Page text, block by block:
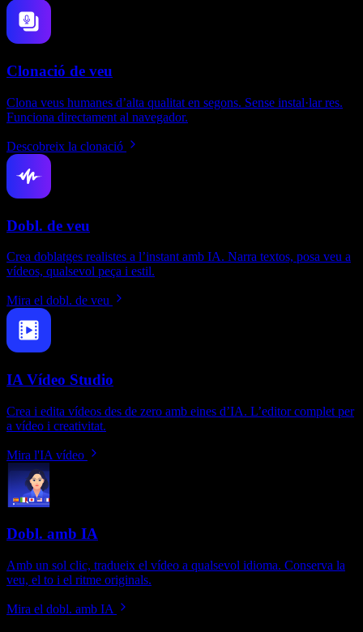
Clonació de veu
Clona veus humanes d’alta qualitat en segons. Sense instal·lar res.
Funciona directament al navegador.
Descobreix la clonació
Dobl. de veu
Crea doblatges realistes a l’instant amb IA. Narra textos, posa veu a
vídeos, qualsevol peça i estil.
Mira el dobl. de veu
IA Vídeo Studio
Crea i edita vídeos des de zero amb eines d’IA. L’editor complet per
a vídeo i creativitat.
Mira l'IA vídeo
Dobl. amb IA
Amb un sol clic, tradueix el vídeo a qualsevol idioma. Conserva la
veu, el to i el ritme originals.
Mira el dobl. amb IA